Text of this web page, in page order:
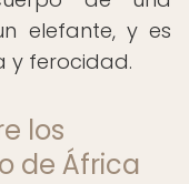
elefante, y es
y ferocidad.
los
de África